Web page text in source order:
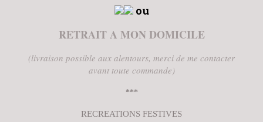
ou
RETRAIT A MON DOMICILE
(livraison possible aux alentours, merci de me contacter
avant toute commande)
***
RECREATIONS FESTIVES